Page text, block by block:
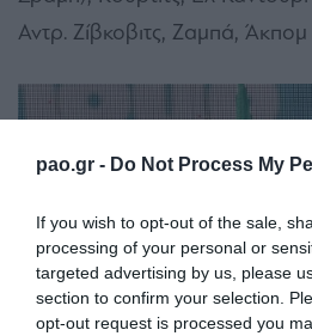
pao.gr - Do Not Process My
If you wish to opt-out of the sale,
processing of your personal or
targeted advertising by us, please
section to confirm your selection.
opt-out request is processed you
Αντρ. Ζίβκοβιτς, Ζαμπά,